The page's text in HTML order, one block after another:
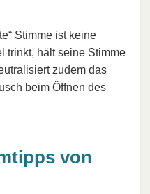
Stimme ist keine
trinkt, hält seine Stimme
zudem das
beim Öffnen des
von